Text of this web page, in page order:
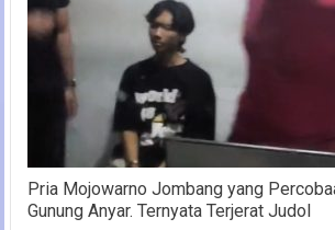
Pria Mojowarno Jombang yang
Gunung Anyar. Ternyata Terjerat Judol